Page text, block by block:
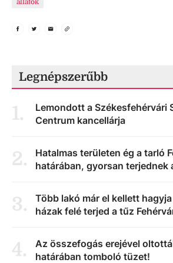
állatok
Legnépszerűbb
1.
Lemondott a Székesfehérvári
Centrum kancellárja
2.
Hatalmas területen ég a tarló
határában, gyorsan terjednek
3.
Több lakó már el kellett
házak felé terjed a tűz
4.
Az összefogás erejével
határában tomboló tüzet!